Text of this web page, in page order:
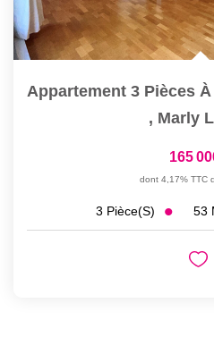
, Marly
165
dont 4,17% TTC
3 Pièce(s) 53